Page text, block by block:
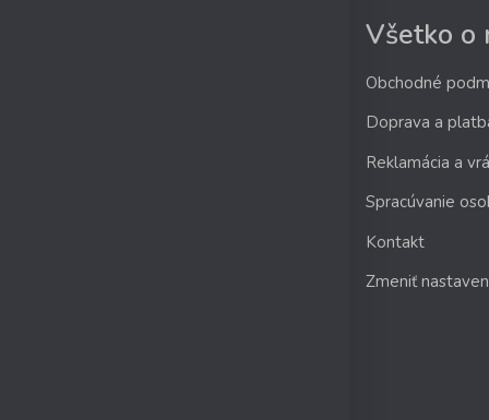
Všetko o
Obchodné
Doprava a
Reklamácia a
Spracúvanie
Kontakt
Zmeniť